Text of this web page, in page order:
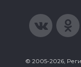
© 2005-2026,